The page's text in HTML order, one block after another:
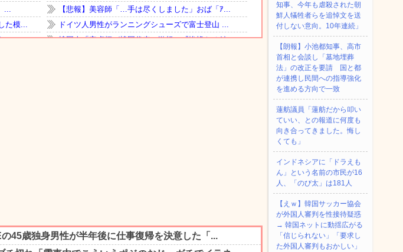
知事、今年も虐殺された朝
鮮人犠牲者らを追悼文を送
付しない意向。10年連続」
【朗報】小池都知事、高市
首相と会談し「墓地埋葬
法」の改正を要請 国と都
が連携し民間への指導強化
を進める方向で一致
蓮舫議員「蓮舫だから叩い
ていい、との報道に何度も
向き合ってきました。悔し
くても」
インドネシアに「ドラえも
ん」という名前の市民が16
人、「のび太」は181人
【えｗ】韓国サッカー協会
が外国人審判を性接待疑惑
→ 韓国ネットに動揺広がる
「信じられない」「要求し
た外国人審判もおかしい」